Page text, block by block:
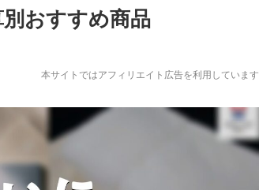
おすすめ商品
本サイトではアフィリエイト広告を利用しています